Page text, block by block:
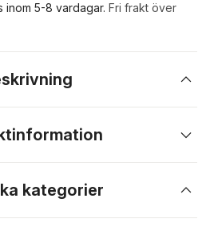
inom 5-8 vardagar. Fri frakt över
kategorier